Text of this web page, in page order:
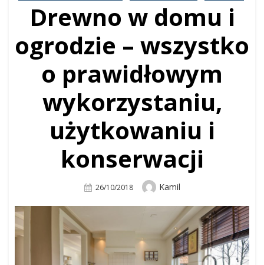
Drewno w domu i
ogrodzie – wszystko
o prawidłowym
wykorzystaniu,
użytkowaniu i
konserwacji
Posted
26/10/2018 Author
Kamil